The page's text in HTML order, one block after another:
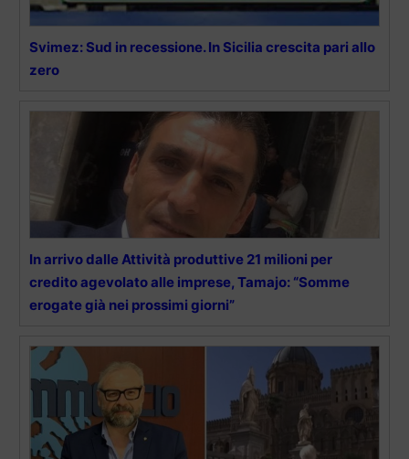
Svimez: Sud in recessione. In Sicilia crescita pari allo
zero
In arrivo dalle Attività produttive 21 milioni per
credito agevolato alle imprese, Tamajo: “Somme
erogate già nei prossimi giorni”